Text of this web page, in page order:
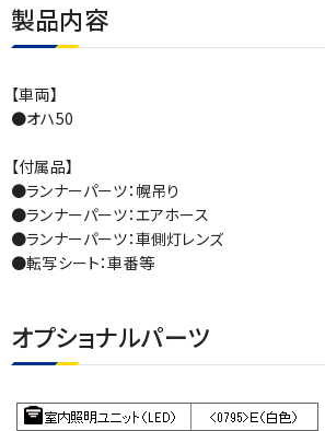
製品内容
【車両】
●オハ50
【付属品】
●ランナーパーツ：幌吊り
●ランナーパーツ：エアホース
●ランナーパーツ：車側灯レンズ
●転写シート：車番等
オプショナルパーツ